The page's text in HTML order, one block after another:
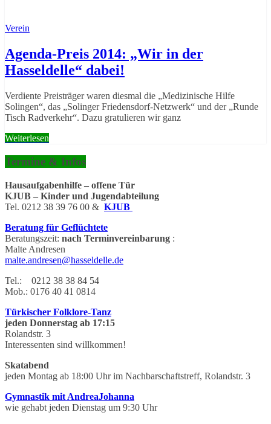
Verein
Agenda-Preis 2014: „Wir in der
Hasseldelle“ dabei!
Verdiente Preisträger waren diesmal die „Medizinische Hilfe
Solingen“, das „Solinger Friedensdorf-Netzwerk“ und der „Runde
Tisch Radverkehr“. Dazu gratulieren wir ganz
Weiterlesen
Termine & Infos
Hausaufgabenhilfe – offene Tür
KJUB – Kinder und Jugendabteilung
Tel. 0212 38 39 76 00 & KJUB
Beratung für Geflüchtete
Beratungszeit: nach Terminvereinbarung :
Malte Andresen
malte.andresen@hasseldelle.de
Tel.: 0212 38 38 84 54
Mob.: 0176 40 41 0814
Türkischer Folklore-Tanz
jeden Donnerstag ab 17:15
Rolandstr. 3
Interessenten sind willkommen!
Skatabend
jeden Montag ab 18:00 Uhr im Nachbarschaftstreff, Rolandstr. 3
Gymnastik mit AndreaJohanna
wie gehabt jeden Dienstag um 9:30 Uhr